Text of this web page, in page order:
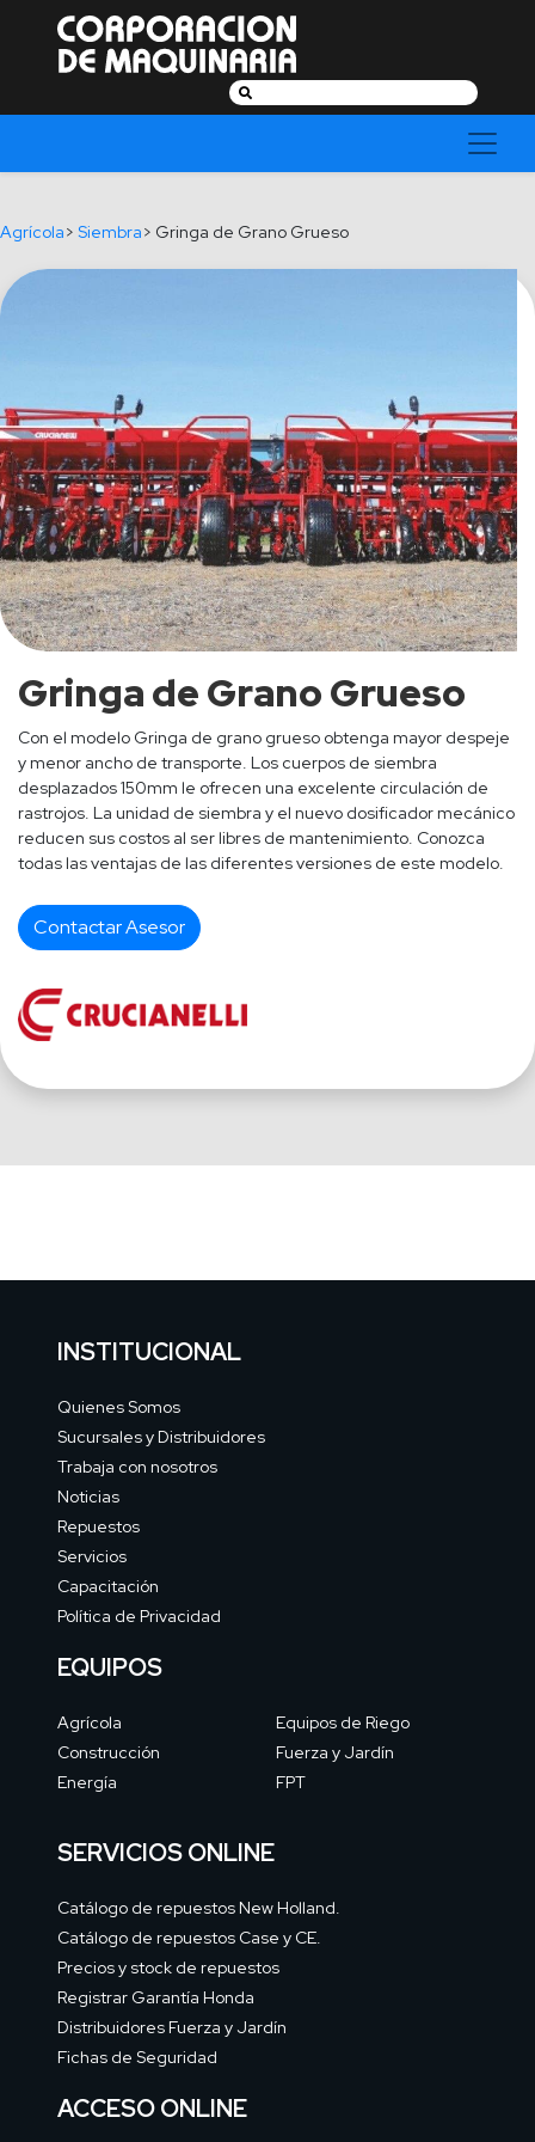
Buscar:
Agrícola> Siembra> Gringa de Grano Grueso
Gringa de Grano Grueso
Con el modelo Gringa de grano grueso obtenga mayor despeje
y menor ancho de transporte. Los cuerpos de siembra
desplazados 150mm le ofrecen una excelente circulación de
rastrojos. La unidad de siembra y el nuevo dosificador mecánico
reducen sus costos al ser libres de mantenimiento. Conozca
todas las ventajas de las diferentes versiones de este modelo.
Contactar Asesor
INSTITUCIONAL
Quienes Somos
Sucursales y Distribuidores
Trabaja con nosotros
Noticias
Repuestos
Servicios
Capacitación
Política de Privacidad
EQUIPOS
Agrícola
Construcción
Energía
Equipos de Riego
Fuerza y Jardín
FPT
SERVICIOS ONLINE
Catálogo de repuestos New Holland.
Catálogo de repuestos Case y CE.
Precios y stock de repuestos
Registrar Garantía Honda
Distribuidores Fuerza y Jardín
Fichas de Seguridad
ACCESO ONLINE